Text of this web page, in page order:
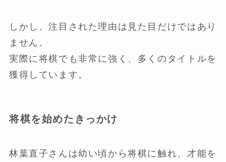
しかし、注目された理由は見た目だけではあり
ません。
実際に将棋でも非常に強く、多くのタイトルを
獲得しています。
将棋を始めたきっかけ
林葉直子さんは幼い頃から将棋に触れ、才能を